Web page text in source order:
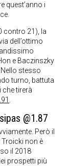
quest’anno i
contro 21), la
dell’ottimo
e Baczinszky
stesso
turno, battuta
che tirerà
.
@1.87
Però il
non è
il 2018
prospetti più